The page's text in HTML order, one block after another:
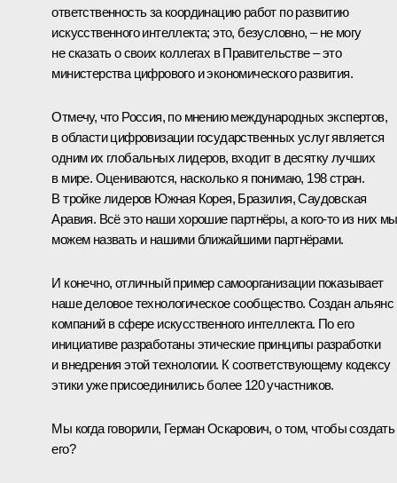
ответственность за координацию работ по развитию
искусственного интеллекта; это, безусловно, – не могу
не сказать о своих коллегах в Правительстве – это
министерства цифрового и экономического развития.
Отмечу, что Россия, по мнению международных экспертов,
в области цифровизации государственных услуг является
одним их глобальных лидеров, входит в десятку лучших
в мире. Оцениваются, насколько я понимаю, 198 стран.
В тройке лидеров Южная Корея, Бразилия, Саудовская
Аравия. Всё это наши хорошие партнёры, а кого-то из них мы
можем назвать и нашими ближайшими партнёрами.
И конечно, отличный пример самоорганизации показывает
наше деловое технологическое сообщество. Создан альянс
компаний в сфере искусственного интеллекта. По его
инициативе разработаны этические принципы разработки
и внедрения этой технологии. К соответствующему кодексу
этики уже присоединились более 120 участников.
Мы когда говорили, Герман Оскарович, о том, чтобы создать
его?